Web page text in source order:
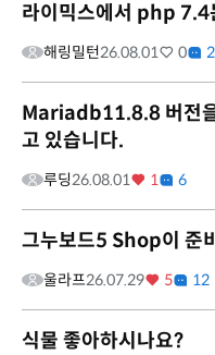
라이믹스에서 php 7.4
해링밀턴26.08.01 0 2
Mariadb11.8.8 버전
고 있습니다.
루딩26.08.01 1 6
그누보드5 Shop이 준
울라프26.07.29 5 12
식물 좋아하시나요?